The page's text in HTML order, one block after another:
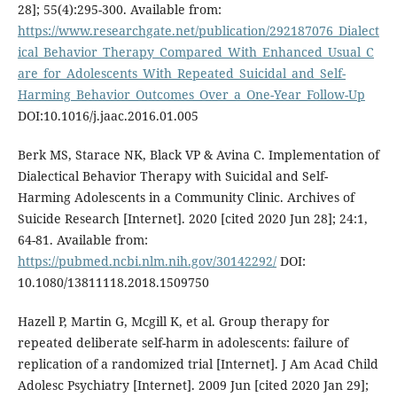
28]; 55(4):295-300. Available from:
https://www.researchgate.net/publication/292187076_Dialect
ical_Behavior_Therapy_Compared_With_Enhanced_Usual_C
are_for_Adolescents_With_Repeated_Suicidal_and_Self-
Harming_Behavior_Outcomes_Over_a_One-Year_Follow-Up
DOI:10.1016/j.jaac.2016.01.005
Berk MS, Starace NK, Black VP & Avina C. Implementation of
Dialectical Behavior Therapy with Suicidal and Self-
Harming Adolescents in a Community Clinic. Archives of
Suicide Research [Internet]. 2020 [cited 2020 Jun 28]; 24:1,
64-81. Available from:
https://pubmed.ncbi.nlm.nih.gov/30142292/DOI:
10.1080/13811118.2018.1509750
Hazell P, Martin G, Mcgill K, et al. Group therapy for
repeated deliberate self-harm in adolescents: failure of
replication of a randomized trial [Internet]. J Am Acad Child
Adolesc Psychiatry [Internet]. 2009 Jun [cited 2020 Jan 29];